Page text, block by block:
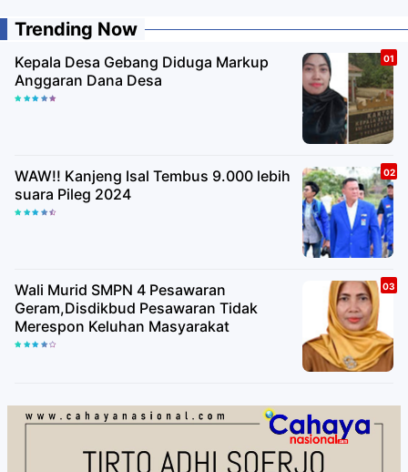
Trending Now
Kepala Desa Gebang Diduga Markup
Anggaran Dana Desa
WAW!! Kanjeng Isal Tembus 9.000 lebih
suara Pileg 2024
Wali Murid SMPN 4 Pesawaran
Geram,Disdikbud Pesawaran Tidak
Merespon Keluhan Masyarakat